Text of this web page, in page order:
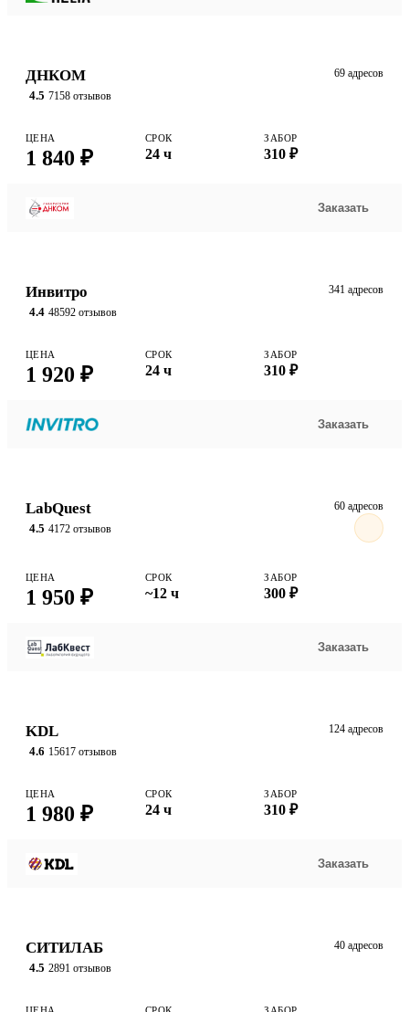
ДНКОМ
4.5 7158 отзывов
69 адресов
ЦЕНА
1 840 ₽
СРОК
24 ч
ЗАБОР
310 ₽
Заказать
Инвитро
4.4 48592 отзывов
341 адресов
ЦЕНА
1 920 ₽
СРОК
24 ч
ЗАБОР
310 ₽
Заказать
LabQuest
4.5 4172 отзывов
60 адресов
ЦЕНА
1 950 ₽
СРОК
~12 ч
ЗАБОР
300 ₽
Заказать
KDL
4.6 15617 отзывов
124 адресов
ЦЕНА
1 980 ₽
СРОК
24 ч
ЗАБОР
310 ₽
Заказать
СИТИЛАБ
4.5 2891 отзывов
40 адресов